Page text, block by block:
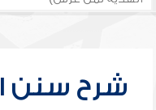
شرح سنن